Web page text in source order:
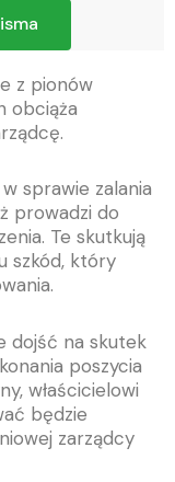
z pionów
obciąża
sprawie zalania
prowadzi do
Te skutkują
szkód, który
dojść na skutek
poszycia
właścicielowi
będzie
zarządcy